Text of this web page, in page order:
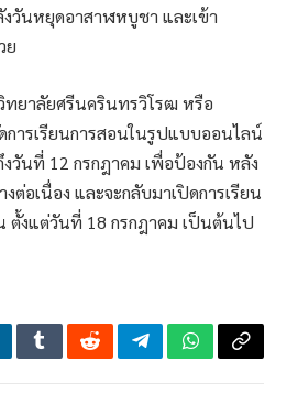
วันหยุดอาสาฬหบูชา และเข้า
ย
ทยาลัยศรีนครินทรวิโรฒ หรือ
ารเรียนการสอนในรูปแบบออนไลน์
วันที่ 12 กรกฎาคม เพื่อป้องกัน หลัง
ต่อเนื่อง และจะกลับมาเปิดการเรียน
ตั้งแต่วันที่ 18 กรกฎาคม เป็นต้นไป
TumblrRedditTelegramWhatsApp
Copy